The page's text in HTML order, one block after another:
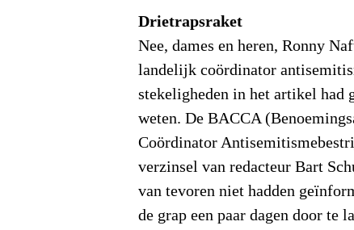
Drietrapsraket
Nee, dames en heren, Ronny
landelijk coördinator
stekeligheden in het artikel had
weten. De BACCA
Coördinator
verzinsel van redacteur Bart
van tevoren niet hadden
de grap een paar dagen door te